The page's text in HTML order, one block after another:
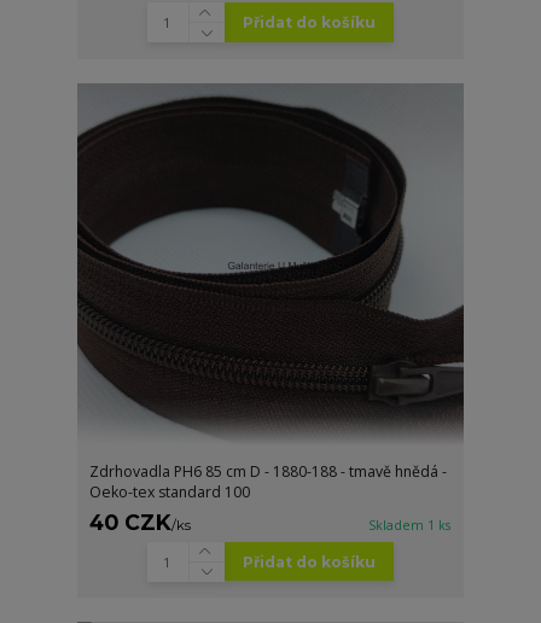
Přidat do košíku
Zdrhovadla PH6 85 cm D - 1880-188 - tmavě hnědá -
Oeko-tex standard 100
40 CZK/ks Skladem 1 ks
Přidat do košíku